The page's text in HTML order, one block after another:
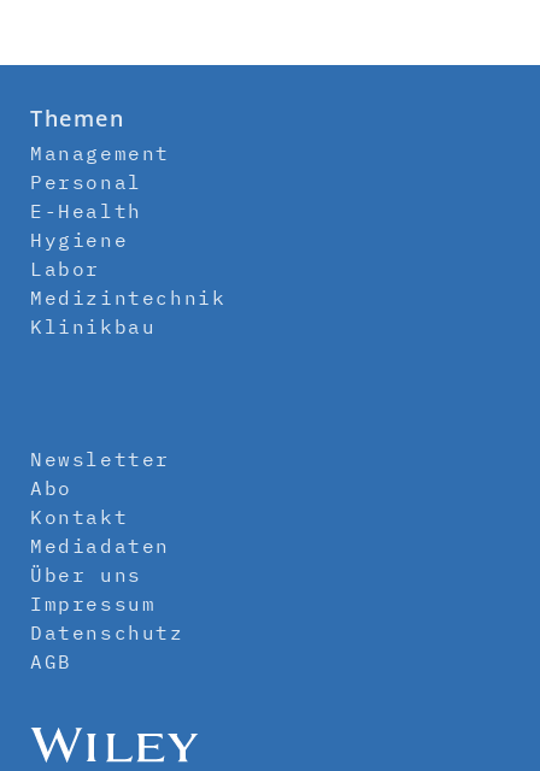
Themen
Management
Personal
E-Health
Hygiene
Labor
Medizintechnik
Klinikbau
Newsletter
Abo
Kontakt
Mediadaten
Über uns
Impressum
Datenschutz
AGB